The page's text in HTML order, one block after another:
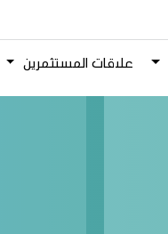
علاقات المستثمرين